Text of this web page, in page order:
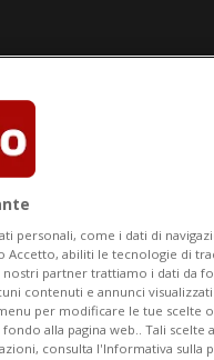
personali, come i dati di
Accetto, abiliti le tecnologie di
partner trattiamo i dati da
contenuti e annunci
per modificare le tue scelte
alla pagina web.. Tali scelte
consulta l'Informativa sulla